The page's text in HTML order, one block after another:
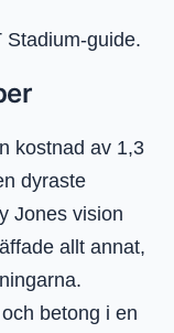
Stadium-guide.
kostnad av 1,3
dyraste
Jones vision
allt annat,
betong i en